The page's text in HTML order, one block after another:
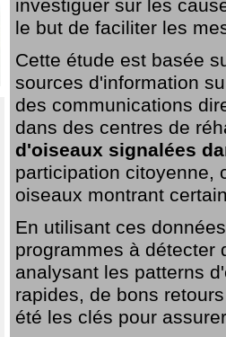
investiguer sur les
le but de faciliter les
Cette étude est basée
sources d'information
des communications
dans des centres de
d'oiseaux signalées
participation citoyenne,
oiseaux montrant
En utilisant ces
programmes à détecter
analysant les patterns
rapides, de bons
été les clés pour